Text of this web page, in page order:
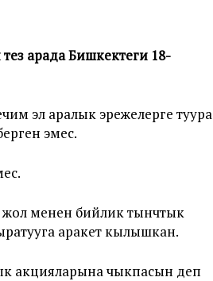
арада Бишкектеги 18-
эл аралык эрежелерге туура
эмес.
менен бийлик тынчтык
аракет кылышкан.
акцияларына чыкпасын деп